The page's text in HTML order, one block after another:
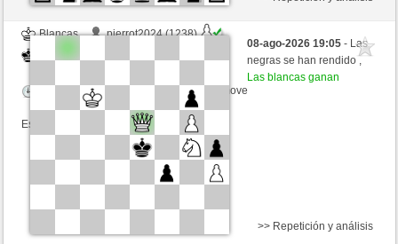
Blancas
pierrot2024 (1238)
Negras
Tiempo: 10 minutes/side + 0 seconds/move
Esta partida es por puntos
08-ago-2026 19:05- Las
negras se han rendido ,
Las blancas ganan
>> Repetición y análisis